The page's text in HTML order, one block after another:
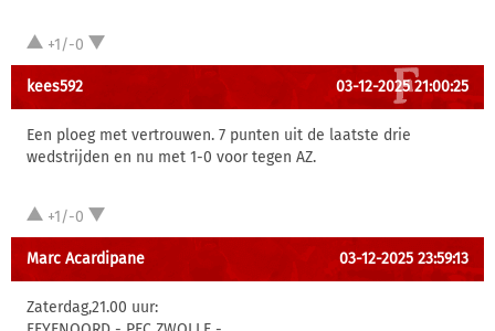
+1/-0
kees592 03-12-2025 21:00:25
Een ploeg met vertrouwen. 7 punten uit de laatste drie
wedstrijden en nu met 1-0 voor tegen AZ.
+1/-0
Marc Acardipane 03-12-2025 23:59:13
Zaterdag,21.00 uur: